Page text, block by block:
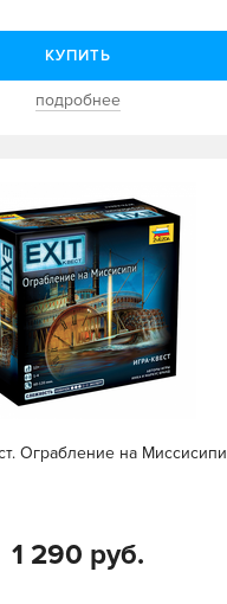
КУПИТЬ
подробнее
Ограбление на Миссисипи
1 290 руб.